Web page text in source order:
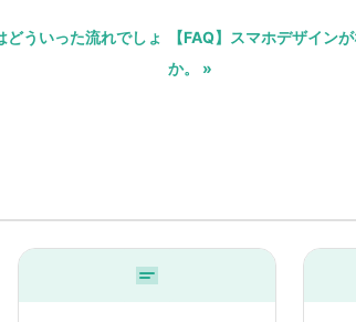
ういった流れでしょ
【FAQ】スマホデザイン
か。 »